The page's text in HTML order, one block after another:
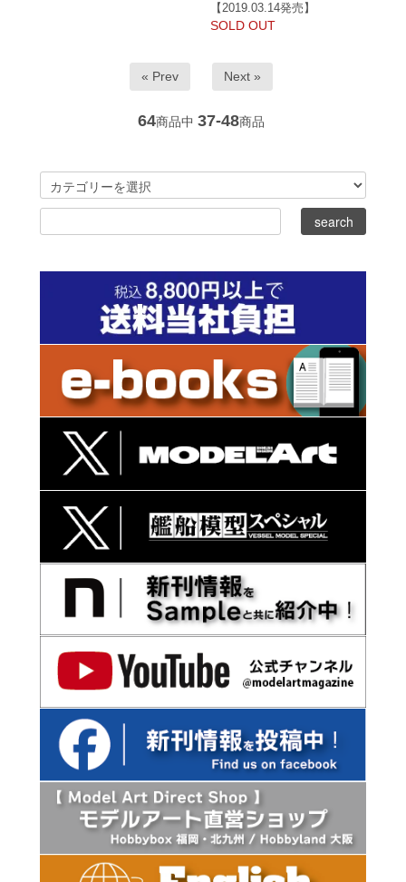
【2019.03.14発売】
SOLD OUT
« Prev Next »
64商品中 37-48商品